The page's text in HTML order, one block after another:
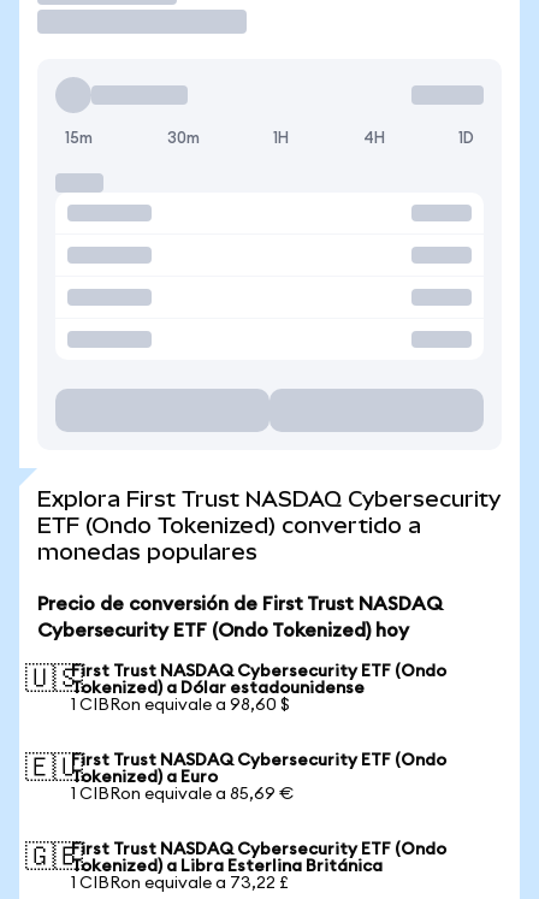
15m 30m 1H 4H 1D
Explora First Trust NASDAQ Cybersecurity
ETF (Ondo Tokenized) convertido a
monedas populares
Precio de conversión de First Trust NASDAQ
Cybersecurity ETF (Ondo Tokenized) hoy
🇺🇸First Trust NASDAQ Cybersecurity ETF (Ondo
Tokenized) a Dólar estadounidense
1 CIBRon equivale a 98,60 $
🇪🇺First Trust NASDAQ Cybersecurity ETF (Ondo
Tokenized) a Euro
1 CIBRon equivale a 85,69 €
🇬🇧First Trust NASDAQ Cybersecurity ETF (Ondo
Tokenized) a Libra Esterlina Británica
1 CIBRon equivale a 73,22 £